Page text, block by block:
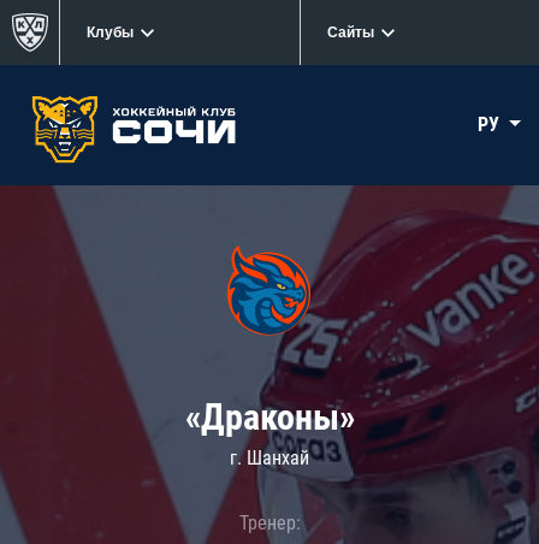
Клубы Сайты
РУ
«Драконы»
г. Шанхай
Тренер: